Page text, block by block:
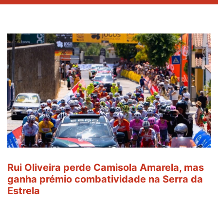
Rui Oliveira perde Camisola Amarela, mas
ganha prémio combatividade na Serra da
Estrela